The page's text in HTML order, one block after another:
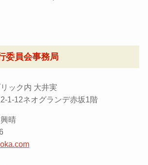
委員会事務局
ック内 大井実
1-12ネオグランデ赤坂1階
晴